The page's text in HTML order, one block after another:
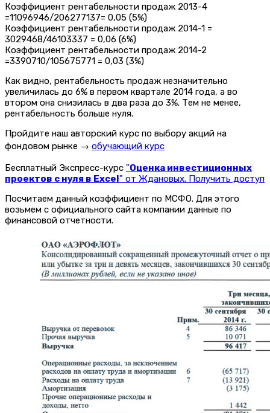
Коэффициент рентабельности продаж 2013-4
=11096946/206277137= 0,05 (5%)
Коэффициент рентабельности продаж 2014-1 =
3029468/46103337 = 0,06 (6%)
Коэффициент рентабельности продаж 2014-2
=3390710/105675771 = 0,03 (3%)
Как видно, рентабельность продаж незначительно
увеличилась до 6% в первом квартале 2014 года, а во
втором она снизилась в два раза до 3%. Тем не менее,
рентабельность больше нуля.
Пройдите наш авторский курс по выбору акций на
фондовом рынке → обучающий курс
Бесплатный Экспресс-курс "Оценка инвестиционных
проектов с нуля в Excel" от Ждановых. Получить доступ
Посчитаем данный коэффициент по МСФО. Для этого
возьмем с официального сайта компании данные по
финансовой отчетности.